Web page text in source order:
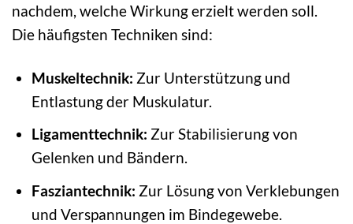
nachdem, welche Wirkung erzielt werden soll.
Die häufigsten Techniken sind:
Muskeltechnik: Zur Unterstützung und
Entlastung der Muskulatur.
Ligamenttechnik: Zur Stabilisierung von
Gelenken und Bändern.
Fasziantechnik: Zur Lösung von Verklebungen
und Verspannungen im Bindegewebe.